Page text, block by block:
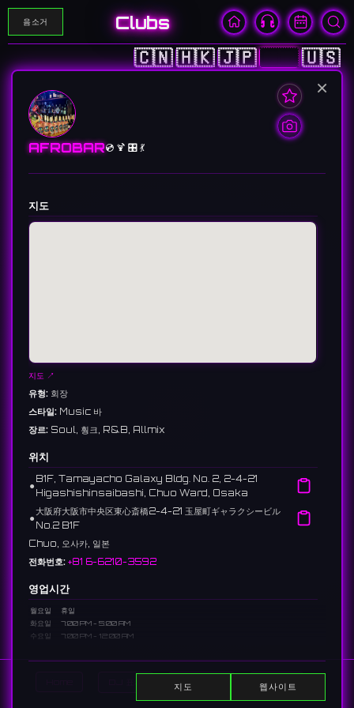
음소거 Clubs
🇨🇳🇭🇰🇯🇵🇰🇷🇺🇸
이벤트 표시 Search
×
AFROBAR💿 🍹 🎛️ 💃
지도
지도 ↗
유형: 회장
스타일: Music 바
장르: Soul, 훵크, R&B, Allmix
위치
⚫︎
B1F, Tamayacho Galaxy Bldg. No. 2, 2-4-21
Higashishinsaibashi, Chuo Ward, Osaka
⚫︎
大阪府大阪市中央区東心斎橋2-4-21 玉屋町ギャラクシービル
No.2 B1F
Chuo, 오사카, 일본
전화번호: +81 6-6210-3592
영업시간
월요일
휴일
화요일
7:00 PM - 5:00 AM
수요일
7:00 PM - 12:00 AM
금요일
7:00 PM - 5:00 AM
지도 웹사이트